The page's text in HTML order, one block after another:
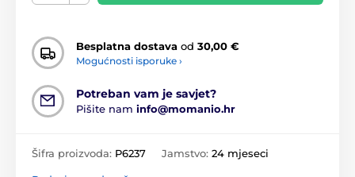
Besplatna dostava od 30,00 €
Mogućnosti isporuke ›
Potreban vam je savjet?
Pišite nam info@momanio.hr
Šifra proizvoda: P6237 Jamstvo: 24 mjeseci